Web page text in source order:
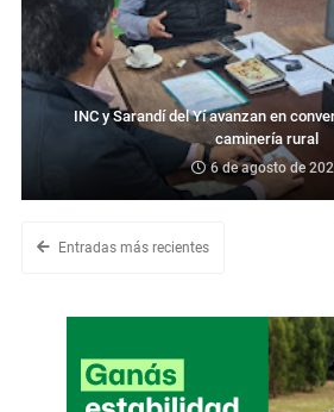
INC y Sarandí del Yí avanzan en
caminería rural
6 de agosto de
Entradas más recientes